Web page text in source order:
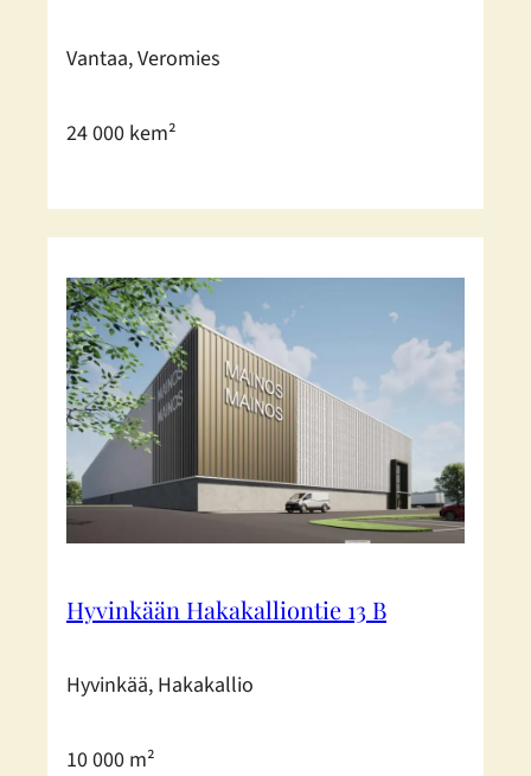
Vantaa, Veromies
24 000 kem²
Hyvinkään Hakakalliontie 13 B
Hyvinkää, Hakakallio
10 000 m²